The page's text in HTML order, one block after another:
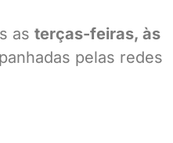
as terças-feiras, às
pelas redes